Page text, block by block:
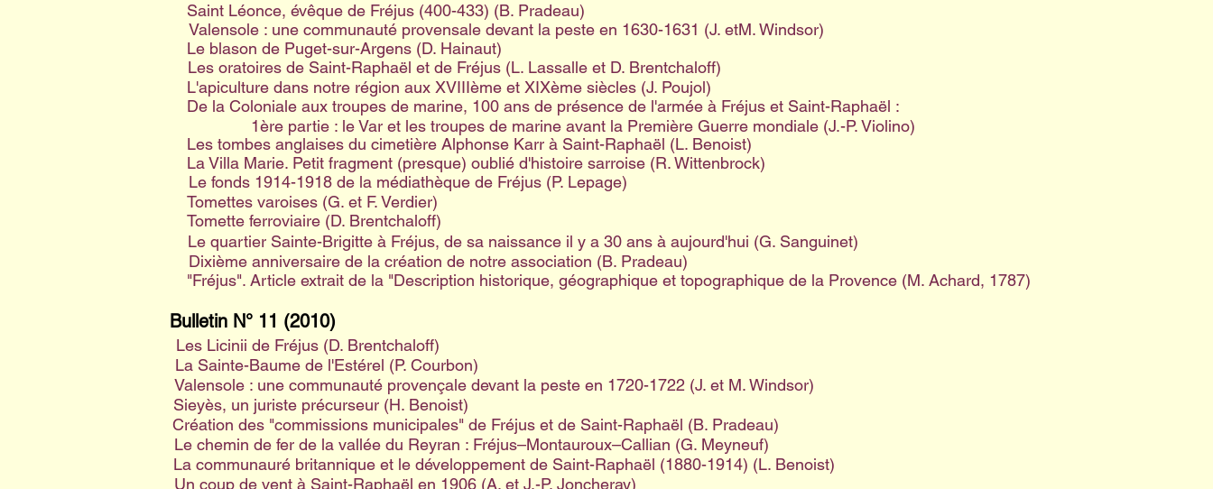
Saint Léonce, évêque de Fréjus (400-433) (B. Pradeau)
Valensole : une communauté provensale devant la peste en 1630-1631 (J. etM. Windsor)
Le blason de Puget-sur-Argens (D. Hainaut)
Les oratoires de Saint-Raphaël et de Fréjus (L. Lassalle et D. Brentchaloff)
L'apiculture dans notre région aux XVIIIème et XIXème siècles (J. Poujol)
De la Coloniale aux troupes de marine, 100 ans de présence de l'armée à Fréjus et Saint-Raphaël :
1ère partie : le Var et les troupes de marine avant la Première Guerre mondiale (J.-P. Violino)
Les tombes anglaises du cimetière Alphonse Karr à Saint-Raphaël (L. Benoist)
Le fonds 1914-1918 de la médiathèque de Fréjus (P. Lepage)
La Villa Marie. Petit fragment (presque) oublié d'histoire sarroise (R. Wittenbrock)
Tomettes varoises (G. et F. Verdier)
Tomette ferroviaire (D. Brentchaloff)
Dixième anniversaire de la création de notre association (B. Pradeau)
Le quartier Sainte-Brigitte à Fréjus, de sa naissance il y a 30 ans à aujourd'hui (G. Sanguinet)
"Fréjus". Article extrait de la "Description historique, géographique et topographique de la Provence (M. Achard, 1787)
Bulletin N° 11 (2010)
Les Licinii de Fréjus (D. Brentchaloff)
La Sainte-Baume de l'Estérel (P. Courbon)
Valensole : une communauté provençale devant la peste en 1720-1722 (J. et M. Windsor)
Sieyès, un juriste précurseur (H. Benoist)
Le chemin de fer de la vallée du Reyran : Fréjus–Montauroux–Callian (G. Meyneuf)
Création des "commissions municipales" de Fréjus et de Saint-Raphaël (B. Pradeau)
La communauré britannique et le développement de Saint-Raphaël (1880-1914) (L. Benoist)
Un coup de vent à Saint-Raphaël en 1906 (A. et J.-P. Joncheray)